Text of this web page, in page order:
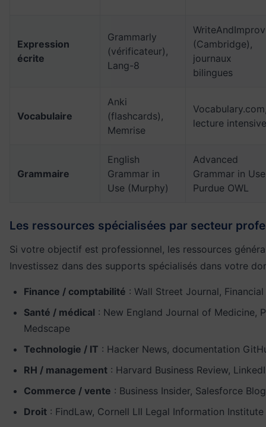
Expression
écrite
Grammarly
(vérificateur),
Lang-8
(Cambridge),
journaux
bilingues
Vocabulaire
Anki
(flashcards),
Memrise
lecture intensive
Grammaire
English
Grammar in
Use (Murphy)
Advanced
Grammar in
Purdue OWL
Les ressources spécialisées par secteur
Si votre objectif est professionnel, les ressources
Investissez dans des supports spécialisés dans votre
Finance / comptabilité : Wall Street Journal,
Santé / médical : New England Journal of Medicine,
Medscape
Technologie / IT : Hacker News, documentation
RH / management : Harvard Business Review,
Commerce / vente : Business Insider, Salesforce
Droit : FindLaw, Cornell LII Legal Information Institute